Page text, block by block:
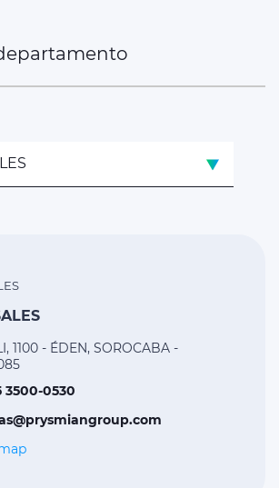
1100 - ÉDEN, SOROCABA -
3500-0530